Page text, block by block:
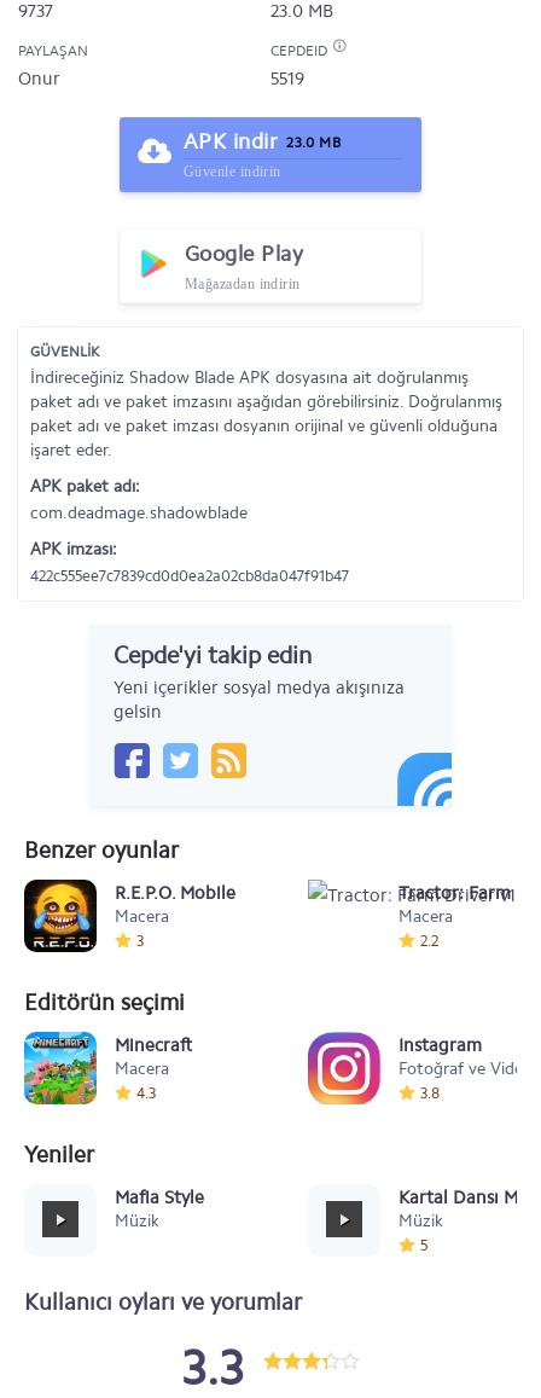
9737 23.0 MB
PAYLAŞAN
Onur
CEPDEID
5519
APK indir 23.0 MB
Güvenle indirin
Google Play
Mağazadan indirin
GÜVENLİK
İndireceğiniz Shadow Blade APK dosyasına ait doğrulanmış
paket adı ve paket imzasını aşağıdan görebilirsiniz. Doğrulanmış
paket adı ve paket imzası dosyanın orijinal ve güvenli olduğuna
işaret eder.
APK paket adı:
com.deadmage.shadowblade
APK imzası:
422c555ee7c7839cd0d0ea2a02cb8da047f91b47
Cepde'yi takip edin
Yeni içerikler sosyal medya akışınıza
gelsin
Benzer oyunlar
R.E.P.O. Mobile
Macera
3
Tractor: Farm
Macera
2.2
Editörün seçimi
Minecraft
Macera
4.3
Instagram
Fotoğraf ve Video
3.8
Yeniler
Mafia Style
Müzik
Kartal Dansı
Müzik
5
Kullanıcı oyları ve yorumlar
3.3